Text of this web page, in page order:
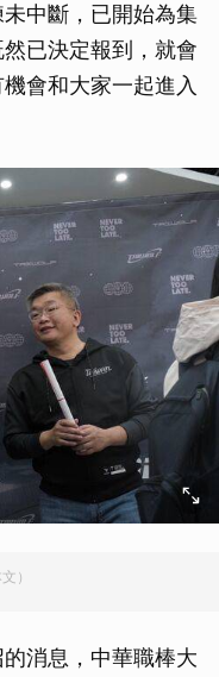
中斷，已開始為集
已決定報到，就會
會和大家一起進入
）
消息，中華職棒大